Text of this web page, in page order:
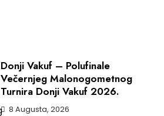
Donji Vakuf – Polufinale
Večernjeg Malonogometnog
Turnira Donji Vakuf 2026.
8 Augusta, 2026